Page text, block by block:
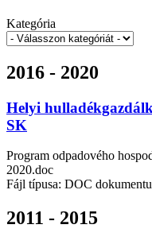
Kategória
2016 - 2020
Helyi
SK
Program odpadového
2020.doc
Fájl típusa: DOC
2011 - 2015